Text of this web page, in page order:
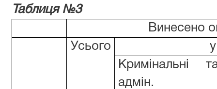
Таблиця №3
Винесено
Усього
Кримінальні
адмін.